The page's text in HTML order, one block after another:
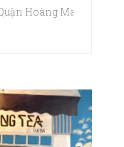
Hoàng Mai, Hà Nội